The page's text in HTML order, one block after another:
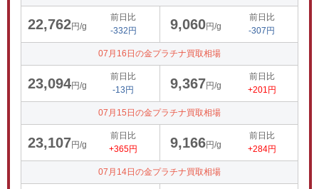
22,762円/g
前日比
-332円
9,060円/g
前日比
-307円
07月16日の金プラチナ買取相場
23,094円/g
前日比
-13円
9,367円/g
前日比
+201円
07月15日の金プラチナ買取相場
23,107円/g
前日比
+365円
9,166円/g
前日比
+284円
07月14日の金プラチナ買取相場